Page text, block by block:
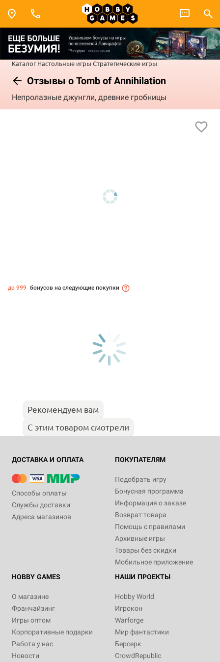
Каталог Настольные игры Стратегические игры
Отзывы о Tomb of Annihilation
Непролазные джунгли, древние гробницы
до 999 бонусов на следующие покупки
Рекомендуем вам
С этим товаром смотрели
ДОСТАВКА И ОПЛАТА
Способы оплаты
Службы доставки
Адреса магазинов
ПОКУПАТЕЛЯМ
Подобрать игру
Бонусная программа
Информация о заказе
Возврат товара
Помощь с правилами
Архивные игры
Товары без скидки
Мобильное приложение
HOBBY GAMES
О магазине
Франчайзинг
Игры оптом
Корпоративные подарки
Работа у нас
Новости
НАШИ ПРОЕКТЫ
Hobby World
Игрокон
Warforge
Мир фантастики
Берсерк
CrowdRepublic